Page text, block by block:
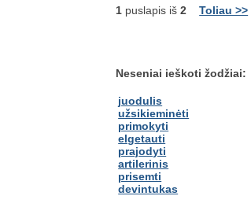
1 puslapis iš2 Toliau >>
Neseniai ieškoti žodžiai:
juodulis
užsikieminėti
primokyti
elgetauti
prajodyti
artilerinis
prisemti
devintukas